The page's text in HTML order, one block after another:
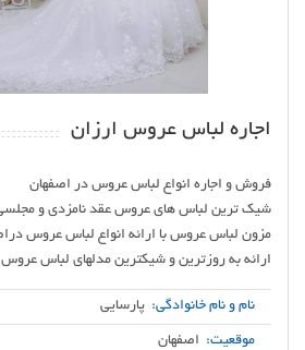
اجاره لباس عروس ارزان
ارائه به روزترین و شیکترین مدلهای لباس عروس
نام و نام خانوادگی: پارسایی
موقعیت: اصفهان